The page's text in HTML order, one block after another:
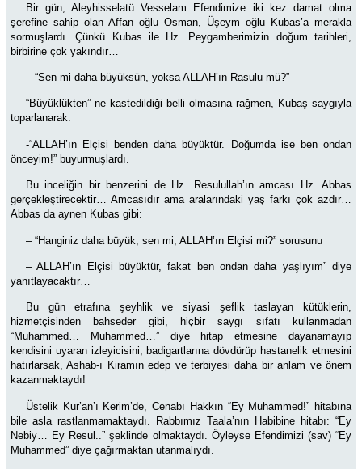
Bir gün, Aleyhisselatü Vesselam Efendimize iki kez damat olma
şerefine sahip olan Affan oğlu Osman, Üşeym oğlu Kubas’a merakla
sormuşlardı. Çünkü Kubas ile Hz. Peygamberimizin doğum tarihleri,
birbirine çok yakındır…
– “Sen mi daha büyüksün, yoksa ALLAH’ın Rasulu mü?”
“Büyüklükten” ne kastedildiği belli olmasına rağmen, Kubaş saygıyla
toparlanarak:
-“ALLAH’ın Elçisi benden daha büyüktür. Doğumda ise ben ondan
önceyim!” buyurmuşlardı.
Bu inceliğin bir benzerini de Hz. Resulullah’ın amcası Hz. Abbas
gerçekleştirecektir… Amcasıdır ama aralarındaki yaş farkı çok azdır…
Abbas da aynen Kubas gibi:
– “Hanginiz daha büyük, sen mi, ALLAH’ın Elçisi mi?” sorusunu
– ALLAH’ın Elçisi büyüktür, fakat ben ondan daha yaşlıyım” diye
yanıtlayacaktır…
Bu gün etrafına şeyhlik ve siyasi şeflik taslayan kütüklerin,
hizmetçisinden bahseder gibi, hiçbir saygı sıfatı kullanmadan
“Muhammed… Muhammed…” diye hitap etmesine dayanamayıp
kendisini uyaran izleyicisini, badigartlarına dövdürüp hastanelik etmesini
hatırlarsak, Ashab-ı Kiramın edep ve terbiyesi daha bir anlam ve önem
kazanmaktaydı!
Üstelik Kur’an’ı Kerim’de, Cenabı Hakkın “Ey Muhammed!” hitabına
bile asla rastlanmamaktaydı. Rabbımız Taala’nın Habibine hitabı: “Ey
Nebiy… Ey Resul..” şeklinde olmaktaydı. Öyleyse Efendimizi (sav) “Ey
Muhammed” diye çağırmaktan utanmalıydı.